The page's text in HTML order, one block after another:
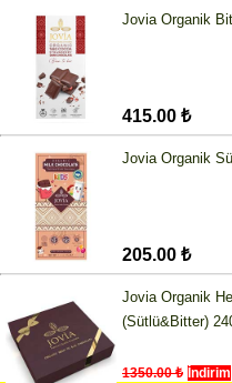
Jovia Organik
415.00 ₺
Jovia Organik
205.00 ₺
Jovia Organik
(Sütlü&Bitter)
1350.00 ₺ İndirim